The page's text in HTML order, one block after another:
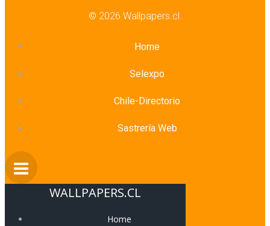
© 2026 Wallpapers.cl.
Home
Selexpo
Chile-Directorio
Sastrería Web
WALLPAPERS.CL
Home